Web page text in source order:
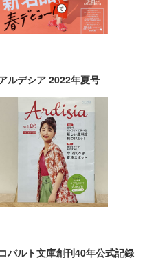
ルデシア 2022年夏号
コバルト文庫創刊40年公式記録